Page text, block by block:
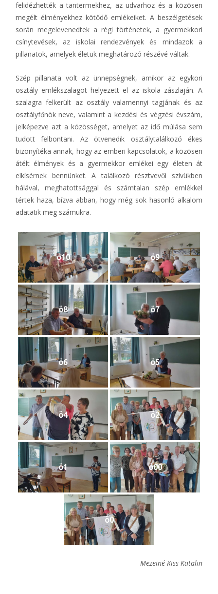
felidézhették a tantermekhez, az udvarhoz és a közösen
megélt élményekhez kötődő emlékeiket. A beszélgetések
során megelevenedtek a régi történetek, a gyermekkori
csínytevések, az iskolai rendezvények és mindazok a
pillanatok, amelyek életük meghatározó részévé váltak.
Szép pillanata volt az ünnepségnek, amikor az egykori
osztály emlékszalagot helyezett el az iskola zászlaján. A
szalagra felkerült az osztály valamennyi tagjának és az
osztályfőnök neve, valamint a kezdési és végzési évszám,
jelképezve azt a közösséget, amelyet az idő múlása sem
tudott felbontani. Az ötvenedik osztálytalálkozó ékes
bizonyítéka annak, hogy az emberi kapcsolatok, a közösen
átélt élmények és a gyermekkor emlékei egy életen át
elkísérnek bennünket. A találkozó résztvevői szívükben
hálával, meghatottsággal és számtalan szép emlékkel
tértek haza, bízva abban, hogy még sok hasonló alkalom
adatatik meg számukra.
ö10 ö9
ö8 ö7
ö6 ö5
ö4 ö2
ö1 ö00
ö0
Mezeiné Kiss Katalin